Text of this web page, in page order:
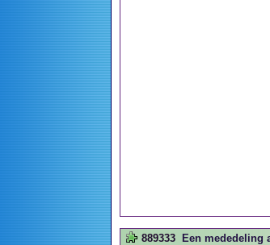
889333 Een mededeling